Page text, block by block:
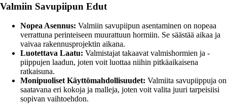
Valmiin Savupiipun Edut
Nopea Asennus: Valmiin savupiipun asentaminen on nopeaa
verrattuna perinteiseen muurattuun hormiin. Se säästää aikaa ja
vaivaa rakennusprojektin aikana.
Luotettava Laatu: Valmistajat takaavat valmishormien ja -
piippujen laadun, joten voit luottaa niihin pitkäaikaisena
ratkaisuna.
Monipuoliset Käyttömahdollisuudet: Valmiita savupiippuja on
saatavana eri kokoja ja malleja, joten voit valita juuri tarpeisiisi
sopivan vaihtoehdon.